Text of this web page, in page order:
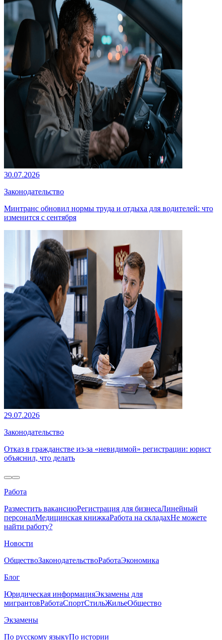
30.07.2026
Законодательство
Минтранс обновил нормы труда и отдыха для водителей: что
изменится с сентября
29.07.2026
Законодательство
Отказ в гражданстве из-за «невидимой» регистрации: юрист
объяснил, что делать
Работа
Разместить вакансиюРегистрация для бизнесаЛинейный
персоналМедицинская книжкаРабота на складахНе можете
найти работу?
Новости
ОбществоЗаконодательствоРаботаЭкономика
Блог
Юридическая информацияЭкзамены для
мигрантовРаботаСпортСтильЖильеОбщество
Экзамены
По русскому языкуПо истории